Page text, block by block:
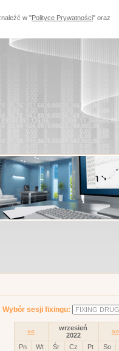
w "Polityce Prywatności" oraz
Wybór sesji fixingu:
««
wrzesień
2022
»»
Pn Wt Śr Cz Pt So